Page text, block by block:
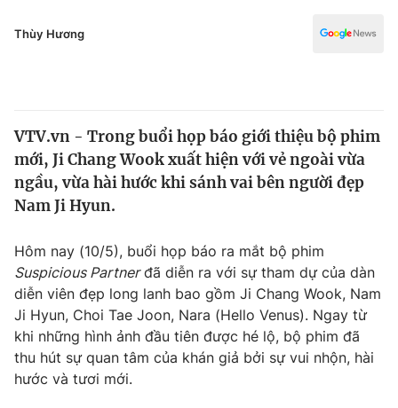
Thế giới
Tin tức
Thế giới đó đây
Câu chuyện quốc tế
Tài chính
Thị trường
Góc doanh nghiệp
Dữ liệu và đời sống
Truyền hình
Phim VTV
Giải trí
Y tế
Thùy Hương
VTV.vn - Trong buổi họp báo giới thiệu bộ phim
mới, Ji Chang Wook xuất hiện với vẻ ngoài vừa
ngầu, vừa hài hước khi sánh vai bên người đẹp
Nam Ji Hyun.
Hôm nay (10/5), buổi họp báo ra mắt bộ phim
Suspicious Partnerđã diễn ra với sự tham dự của dàn
diễn viên đẹp long lanh bao gồm Ji Chang Wook, Nam
Ji Hyun, Choi Tae Joon, Nara (Hello Venus). Ngay từ
khi những hình ảnh đầu tiên được hé lộ, bộ phim đã
thu hút sự quan tâm của khán giả bởi sự vui nhộn, hài
hước và tươi mới.